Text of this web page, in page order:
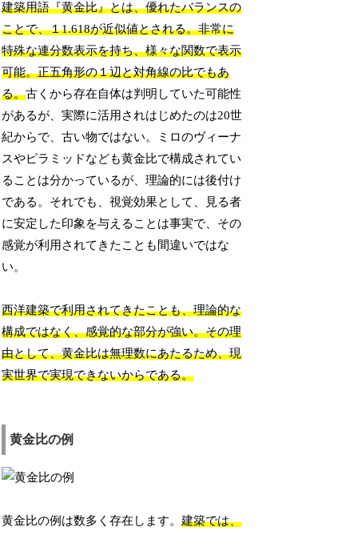
建築用語『黄金比』とは、優れたバランスの
ことで、１1.618が近似値とされる。非常に
特殊な連分数表示を持ち、様々な関数で表示
可能。正五角形の１辺と対角線の比でもあ
る。古くから存在自体は判明していた可能性
があるが、実際に活用されはじめたのは20世
紀からで、古い物ではない。ミロのヴィーナ
スやピラミッドなども黄金比で構成されてい
ることは分かっているが、理論的には後付け
である。それでも、視覚効果として、見る者
に安定した印象を与えることは事実で、その
感覚が利用されてきたことも間違いではな
い。
西洋建築で利用されてきたことも、理論的な
構成ではなく、感覚的な部分が強い。その理
由として、黄金比は無理数にあたるため、現
実世界で実現できないからである。
黄金比の例
黄金比の例は数多く存在します。建築では、